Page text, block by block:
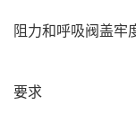
阻力和呼吸阀盖牢
要求